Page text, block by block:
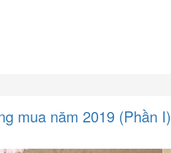
mua năm 2019 (Phần I)